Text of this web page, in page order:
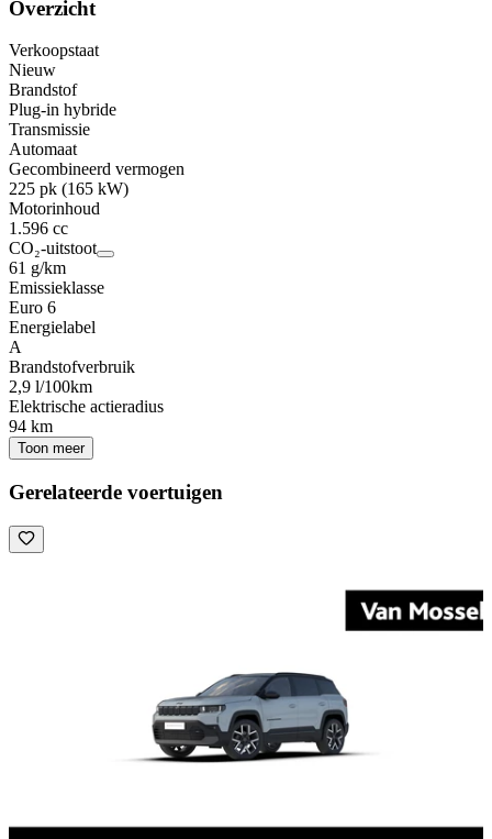
Overzicht
Verkoopstaat
Nieuw
Brandstof
Plug-in hybride
Transmissie
Automaat
Gecombineerd vermogen
225 pk (165 kW)
Motorinhoud
1.596 cc
CO₂-uitstoot
61 g/km
Emissieklasse
Euro 6
Energielabel
A
Brandstofverbruik
2,9 l/100km
Elektrische actieradius
94 km
Toon meer
Gerelateerde voertuigen